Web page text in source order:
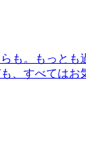
。もっと
すべては